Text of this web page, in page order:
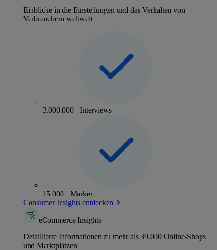
Einblicke in die Einstellungen und das Verhalten von
Verbrauchern weltweit
3.000.000+ Interviews
15.000+ Marken
Consumer Insights entdecken
eCommerce Insights
Detaillierte Informationen zu mehr als 39.000 Online-Shops
und Marktplätzen